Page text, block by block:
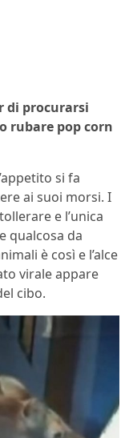
di procurarsi
rubare pop corn
si fa
ai suoi morsi. I
e l’unica
qualcosa da
è così e l’alce
virale appare
cibo.